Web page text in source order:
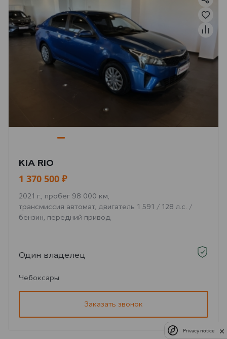
KIA RIO
1 370 500 ₽
2021 г., пробег 98 000 км,
трансмиссия автомат, двигатель 1 591 / 128 л.с. /
бензин, передний привод
Один владелец
Чебоксары
Заказать звонок
Privacy notice